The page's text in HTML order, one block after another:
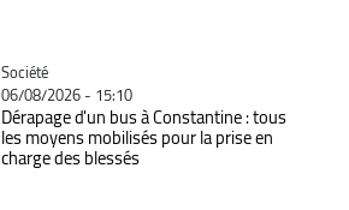
Catégorie
Société
06/08/2026 - 15:10
Dérapage d'un bus à Constantine : tous
les moyens mobilisés pour la prise en
charge des blessés